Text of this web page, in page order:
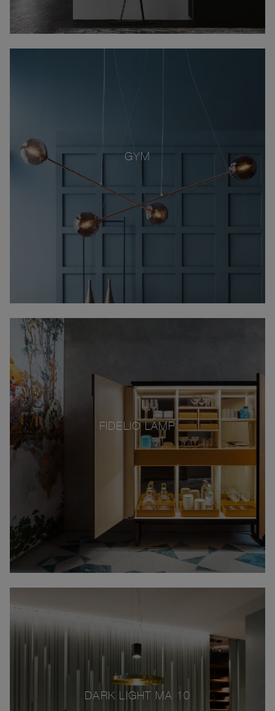
GYM
FIDELIO LAMP
DARK LIGHT MA 10